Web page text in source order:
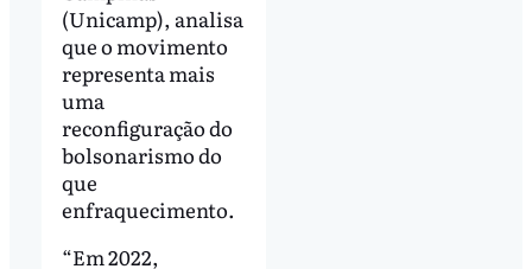
(Unicamp), analisa
que o movimento
representa mais
uma
reconfiguração do
bolsonarismo do
que
enfraquecimento.
“Em 2022,